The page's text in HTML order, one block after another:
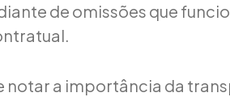
de omissões que
notar a importância da